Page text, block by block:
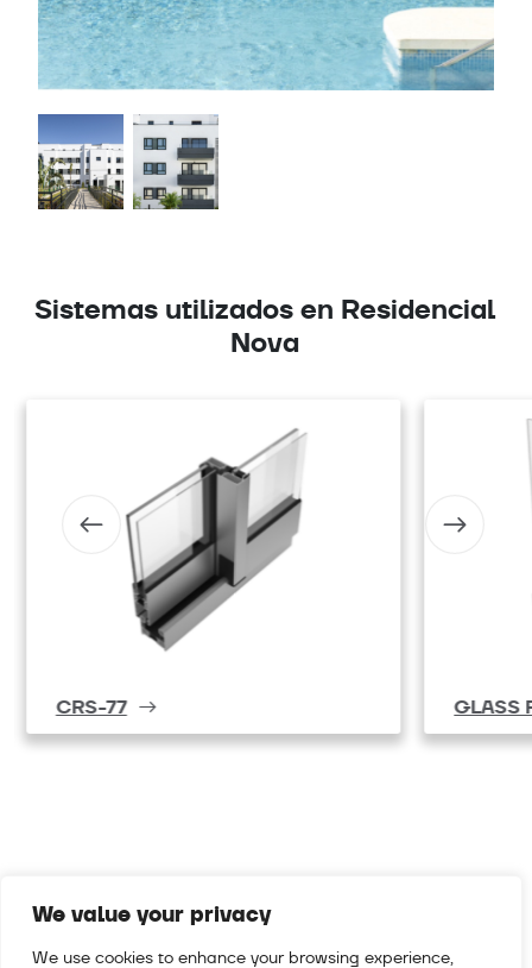
We value your privacy
We use cookies to enhance your browsing experience,
Sistemas utilizados en Residencial
Nova
CRS-77 GLASS